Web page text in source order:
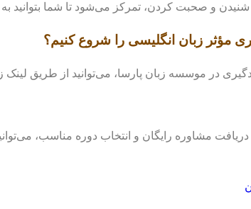
و صحبت کردن، تمرکز می‌شود تا شما بتوانید به
مؤثر زبان انگلیسی را شروع کنیم؟
در موسسه زبان پارسا، می‌توانید از طریق لینک
مشاوره رایگان و انتخاب دوره مناسب،